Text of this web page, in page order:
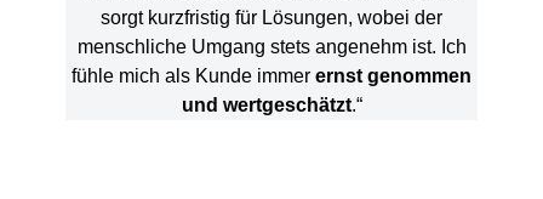
sorgt kurzfristig für Lösungen, wobei der
menschliche Umgang stets angenehm ist. Ich
fühle mich als Kunde immer ernst genommen
und wertgeschätzt.“